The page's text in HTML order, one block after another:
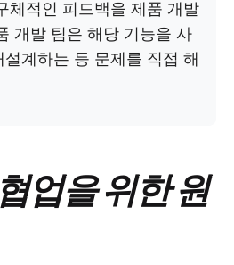
체적인 피드백을 제품 개발
개발 팀은 해당 기능을 사
계하는 등 문제를 직접 해
업을 위한 원